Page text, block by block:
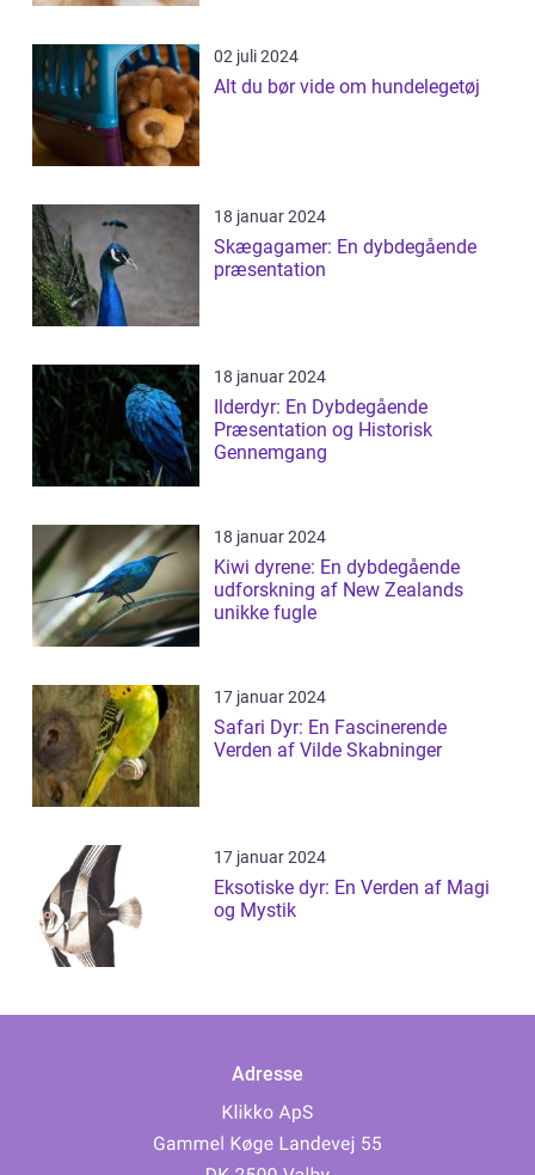
02 juli 2024
Alt du bør vide om hundelegetøj
18 januar 2024
Skægagamer: En dybdegående
præsentation
18 januar 2024
Ilderdyr: En Dybdegående
Præsentation og Historisk
Gennemgang
18 januar 2024
Kiwi dyrene: En dybdegående
udforskning af New Zealands
unikke fugle
17 januar 2024
Safari Dyr: En Fascinerende
Verden af Vilde Skabninger
17 januar 2024
Eksotiske dyr: En Verden af Magi
og Mystik
Adresse